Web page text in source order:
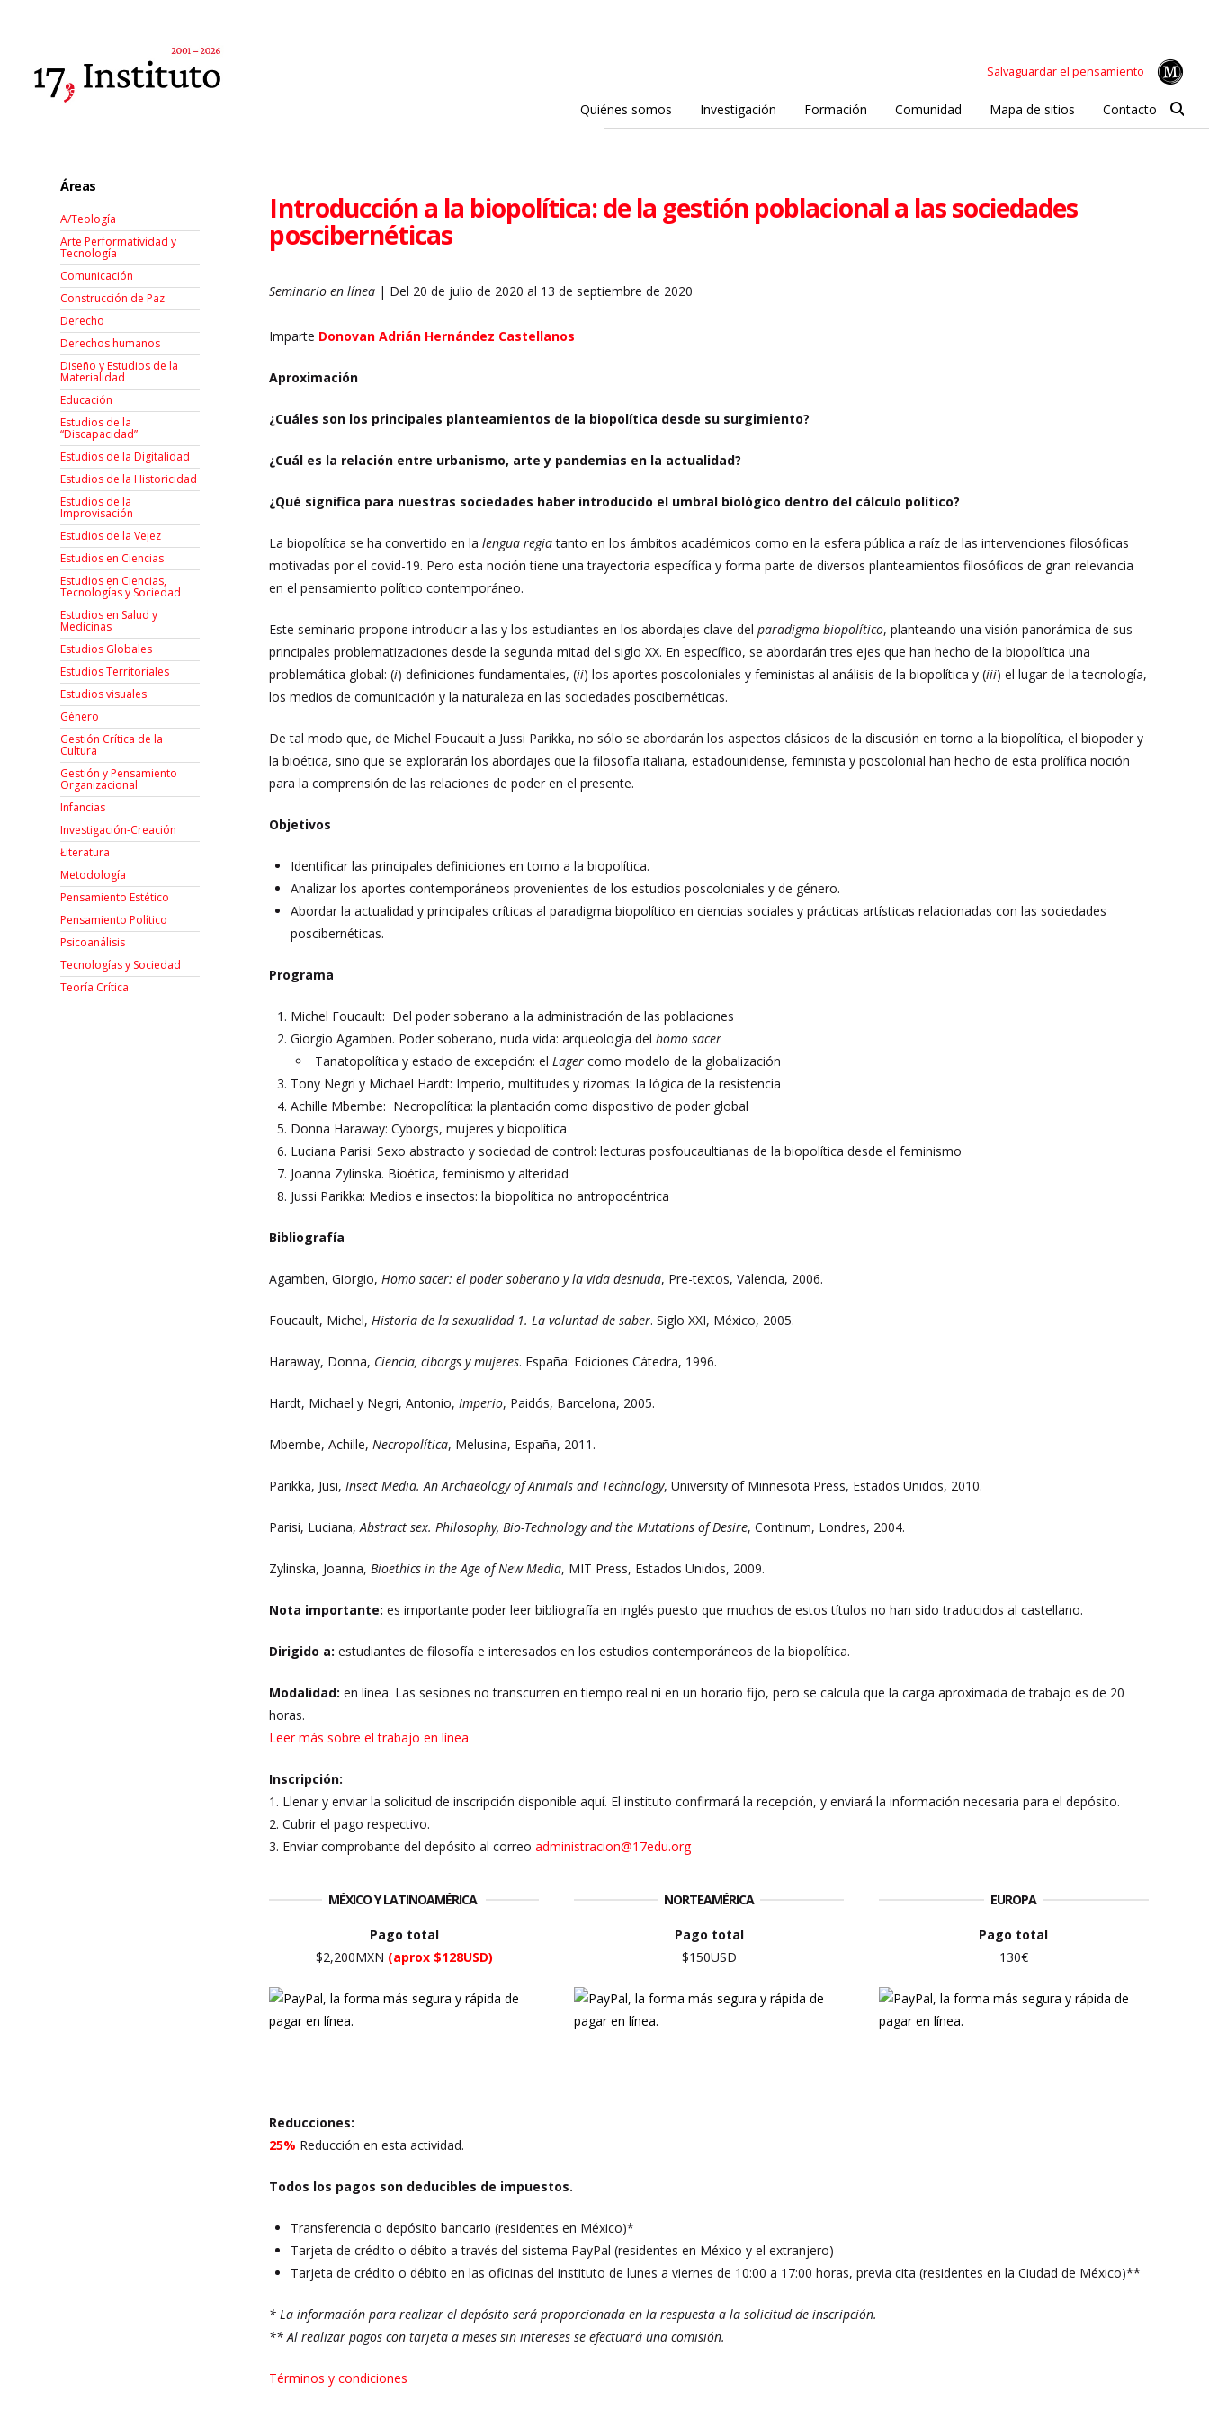
Salvaguardar el pensamiento
Quiénes somos Investigación Formación Comunidad Mapa de sitios Contacto
Introducción a la biopolítica: de la gestión poblacional a las sociedades
poscibernéticas
Seminario en línea | Del 20 de julio de 2020 al 13 de septiembre de 2020
Imparte Donovan Adrián Hernández Castellanos
Aproximación
¿Cuáles son los principales planteamientos de la biopolítica desde su surgimiento?
¿Cuál es la relación entre urbanismo, arte y pandemias en la actualidad?
¿Qué significa para nuestras sociedades haber introducido el umbral biológico dentro del cálculo político?
La biopolítica se ha convertido en lalengua regiatanto en los ámbitos académicos como en la esfera pública a raíz de las intervenciones filosóficas
motivadas por el covid-19. Pero esta noción tiene una trayectoria específica y forma parte de diversos planteamientos filosóficos de gran relevancia
en el pensamiento político contemporáneo.
Este seminario propone introducir a las y los estudiantes en los abordajes clave delparadigma biopolítico, planteando una visión panorámica de sus
principales problematizaciones desde la segunda mitad del siglo XX. En específico, se abordarán tres ejes que han hecho de la biopolítica una
problemática global: (i) definiciones fundamentales, (ii) los aportes poscoloniales y feministas al análisis de la biopolítica y (iii) el lugar de la tecnología,
los medios de comunicación y la naturaleza en las sociedades poscibernéticas.
De tal modo que, de Michel Foucault a Jussi Parikka, no sólo se abordarán los aspectos clásicos de la discusión en torno a la biopolítica, el biopoder y
la bioética, sino que se explorarán los abordajes que la filosofía italiana, estadounidense, feminista y poscolonial han hecho de esta prolífica noción
para la comprensión de las relaciones de poder en el presente.
Objetivos
Identificar las principales definiciones en torno a la biopolítica.
Analizar los aportes contemporáneos provenientes de los estudios poscoloniales y de género.
Abordar la actualidad y principales críticas al paradigma biopolítico en ciencias sociales y prácticas artísticas relacionadas con las sociedades
poscibernéticas.
Programa
Michel Foucault: Del poder soberano a la administración de las poblaciones
Giorgio Agamben. Poder soberano, nuda vida: arqueología del homo sacer
Tanatopolítica y estado de excepción: el Lager como modelo de la globalización
Tony Negri y Michael Hardt: Imperio, multitudes y rizomas: la lógica de la resistencia
Achille Mbembe: Necropolítica: la plantación como dispositivo de poder global
Donna Haraway: Cyborgs, mujeres y biopolítica
Luciana Parisi: Sexo abstracto y sociedad de control: lecturas posfoucaultianas de la biopolítica desde el feminismo
Joanna Zylinska. Bioética, feminismo y alteridad
Jussi Parikka: Medios e insectos: la biopolítica no antropocéntrica
Bibliografía
Agamben, Giorgio,Homo sacer: el poder soberano y la vida desnuda, Pre-textos, Valencia, 2006.
Foucault, Michel,Historia de la sexualidad 1. La voluntad de saber. Siglo XXI, México, 2005.
Haraway, Donna, Ciencia, ciborgs y mujeres. España: Ediciones Cátedra, 1996.
Hardt, Michael y Negri, Antonio,Imperio, Paidós, Barcelona, 2005.
Mbembe, Achille,Necropolítica, Melusina, España, 2011.
Parikka, Jusi,Insect Media. An Archaeology of Animals and Technology, University of Minnesota Press, Estados Unidos, 2010.
Parisi, Luciana,Abstract sex. Philosophy, Bio-Technology and the Mutations of Desire, Continum, Londres, 2004.
Zylinska, Joanna,Bioethics in the Age of New Media, MIT Press, Estados Unidos, 2009.
Nota importante: es importante poder leer bibliografía en inglés puesto que muchos de estos títulos no han sido traducidos al castellano.
Dirigido a: estudiantes de filosofía e interesados en los estudios contemporáneos de la biopolítica.
Modalidad: en línea. Las sesiones no transcurren en tiempo real ni en un horario fijo, pero se calcula que la carga aproximada de trabajo es de 20
horas.
Leer más sobre el trabajo en línea
Inscripción:
1. Llenar y enviar la solicitud de inscripción disponible aquí. El instituto confirmará la recepción, y enviará la información necesaria para el depósito.
2. Cubrir el pago respectivo.
3. Enviar comprobante del depósito al correoadministracion@17edu.org
MÉXICO Y LATINOAMÉRICA
Pago total
$2,200MXN (aprox $128USD)
NORTEAMÉRICA
Pago total
$150USD
EUROPA
Pago total
130€
Reducciones:
25% Reducción en esta actividad.
Todos los pagos son deducibles de impuestos.
Transferencia o depósito bancario (residentes en México)*
Tarjeta de crédito o débito a través del sistema PayPal (residentes en México y el extranjero)
Tarjeta de crédito o débito en las oficinas del instituto de lunes a viernes de 10:00 a 17:00 horas, previa cita (residentes en la Ciudad de México)**
* La información para realizar el depósito será proporcionada en la respuesta a la solicitud de inscripción.
** Al realizar pagos con tarjeta a meses sin intereses se efectuará una comisión.
Términos y condiciones
Áreas
A/Teología
Arte Performatividad y
Tecnología
Comunicación
Construcción de Paz
Derecho
Derechos humanos
Diseño y Estudios de la
Materialidad
Educación
Estudios de la
“Discapacidad”
Estudios de la Digitalidad
Estudios de la Historicidad
Estudios de la
Improvisación
Estudios de la Vejez
Estudios en Ciencias
Estudios en Ciencias,
Tecnologías y Sociedad
Estudios en Salud y
Medicinas
Estudios Globales
Estudios Territoriales
Estudios visuales
Género
Gestión Crítica de la
Cultura
Gestión y Pensamiento
Organizacional
Infancias
Investigación-Creación
Łiteratura
Metodología
Pensamiento Estético
Pensamiento Político
Psicoanálisis
Tecnologías y Sociedad
Teoría Crítica